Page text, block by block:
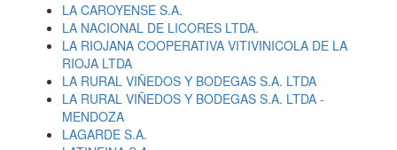
LA CAROYENSE S.A.
LA NACIONAL DE LICORES LTDA.
LA RIOJANA COOPERATIVA VITIVINICOLA DE LA
RIOJA LTDA
LA RURAL VIÑEDOS Y BODEGAS S.A. LTDA
LA RURAL VIÑEDOS Y BODEGAS S.A. LTDA -
MENDOZA
LAGARDE S.A.